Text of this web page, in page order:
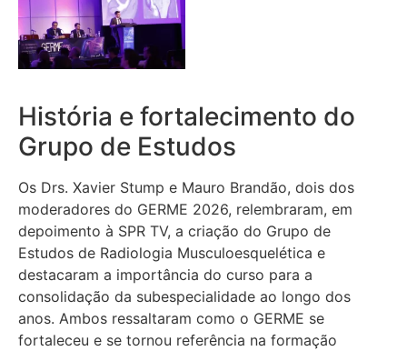
História e fortalecimento do
Grupo de Estudos
Os Drs. Xavier Stump e Mauro Brandão, dois dos
moderadores do GERME 2026, relembraram, em
depoimento à SPR TV, a criação do Grupo de
Estudos de Radiologia Musculoesquelética e
destacaram a importância do curso para a
consolidação da subespecialidade ao longo dos
anos. Ambos ressaltaram como o GERME se
fortaleceu e se tornou referência na formação